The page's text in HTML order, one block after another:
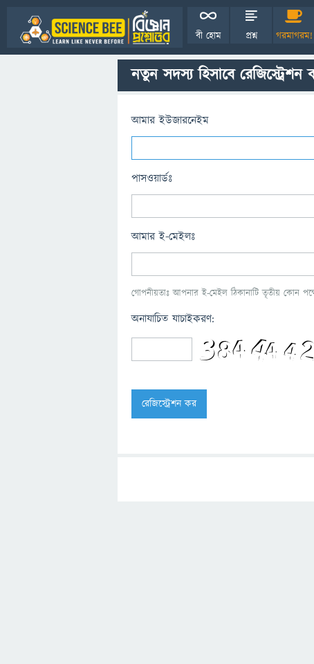
বী হোম প্রশ্ন গরমাগরম!
নতুন সদস্য হিসাবে
আমার ইউজারনেইম
পাসওয়ার্ডঃ
আমার ই-মেইলঃ
গোপনীয়তাঃ আপনার ই-মেইল ঠিকানাটি তৃতীয় কোন
অনাযাচিত যাচাইকরণ: